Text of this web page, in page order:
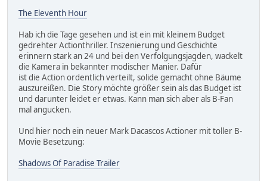
The Eleventh Hour
Hab ich die Tage gesehen und ist ein mit kleinem Budget
gedrehter Actionthriller. Inszenierung und Geschichte
erinnern stark an 24 und bei den Verfolgungsjagden, wackelt
die Kamera in bekannter modischer Manier. Dafür
ist die Action ordentlich verteilt, solide gemacht ohne Bäume
auszureißen. Die Story möchte größer sein als das Budget ist
und darunter leidet er etwas. Kann man sich aber als B-Fan
mal angucken.
Und hier noch ein neuer Mark Dacascos Actioner mit toller B-
Movie Besetzung:
Shadows Of Paradise Trailer